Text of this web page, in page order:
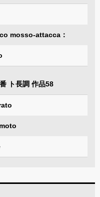
mosso-attacca：
ト長調 作品58